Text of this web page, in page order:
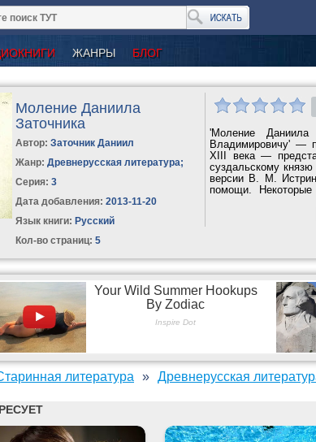
ЖАНРЫ БЛОГ
Моление Даниила
Заточника
Автор:Заточник Даниил
Жанр: Древнерусская литература;
Серия:3
Дата добавления: 2013-11-20
Язык книги: Русский
Кол-во страниц: 5
'Моление
Владимировичу' —
XIII века —
суздальскому
версии В. М.
помощи. Некоторые
литература Древнерусская